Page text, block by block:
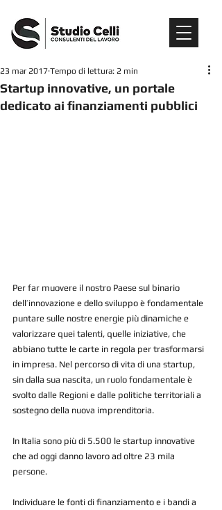
Startup innovative, un portale
dedicato ai finanziamenti pubblici
23 mar 2017 Tempo di lettura: 2 min
Per far muovere il nostro Paese sul binario
dell’innovazione e dello sviluppo è fondamentale
puntare sulle nostre energie più dinamiche e
valorizzare quei talenti, quelle iniziative, che
abbiano tutte le carte in regola per trasformarsi
in impresa. Nel percorso di vita di una startup,
sin dalla sua nascita, un ruolo fondamentale è
svolto dalle Regioni e dalle politiche territoriali a
sostegno della nuova imprenditoria.
In Italia sono più di 5.500 le startup innovative
che ad oggi danno lavoro ad oltre 23 mila
persone.
Individuare le fonti di finanziamento e i bandi a